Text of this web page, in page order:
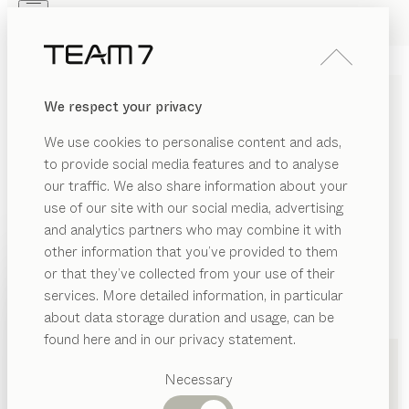
We respect your privacy
We use cookies to personalise content and ads,
to provide social media features and to analyse
our traffic. We also share information about your
use of our site with our social media, advertising
and analytics partners who may combine it with
other information that you’ve provided to them
or that they’ve collected from your use of their
services. More detailed information, in particular
about data storage duration and usage, can be
found here and in our privacy statement.
Necessary
PRODUKTE
INSPIRATION
HÄNDLER
Vorgeschlagene
Kategorien
PRODUKTE
INSPIRATION
ÜBER UNS
KÜCHEN IN OSNABRÜCK
VON TEAM 7
LISTE
KARTE
Dransmann Home Company GmbH